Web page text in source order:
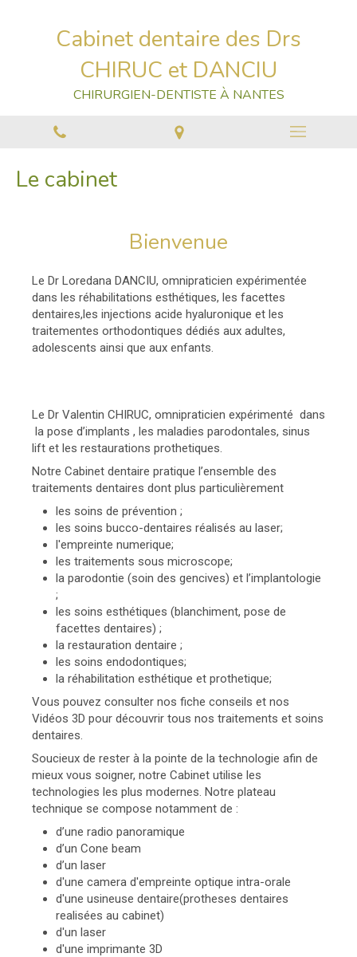
Cabinet dentaire des Drs
CHIRUC et DANCIU
CHIRURGIEN-DENTISTE À NANTES
Le cabinet
Bienvenue
Le Dr Loredana DANCIU, omnipraticien expérimentée
dans les réhabilitations esthétiques, les facettes
dentaires,les injections acide hyaluronique et les
traitementes orthodontiques dédiés aux adultes,
adolescents ainsi que aux enfants.
Le Dr Valentin CHIRUC, omnipraticien expérimenté dans
la pose d’implants , les maladies parodontales, sinus
lift et les restaurations prothetiques.
Notre Cabinet dentaire pratique l’ensemble des
traitements dentaires dont plus particulièrement
les soins de prévention ;
les soins bucco-dentaires réalisés au laser;
l'empreinte numerique;
les traitements sous microscope;
la parodontie (soin des gencives) et l’implantologie
;
les soins esthétiques (blanchiment, pose de
facettes dentaires) ;
la restauration dentaire ;
les soins endodontiques;
la réhabilitation esthétique et prothetique;
Vous pouvez consulter nos fiche conseils et nos
Vidéos 3D pour découvrir tous nos traitements et soins
dentaires.
Soucieux de rester à la pointe de la technologie afin de
mieux vous soigner, notre Cabinet utilise les
technologies les plus modernes. Notre plateau
technique se compose notamment de :
d’une radio panoramique
d’un Cone beam
d’un laser
d'une camera d'empreinte optique intra-orale
d'une usineuse dentaire(protheses dentaires
realisées au cabinet)
d'un laser
d'une imprimante 3D